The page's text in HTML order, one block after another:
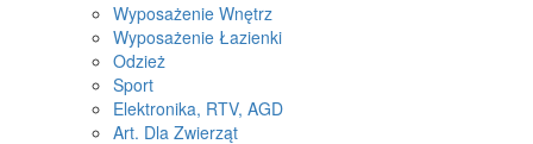
Wyposażenie Wnętrz
Wyposażenie Łazienki
Odzież
Sport
Elektronika, RTV, AGD
Art. Dla Zwierząt